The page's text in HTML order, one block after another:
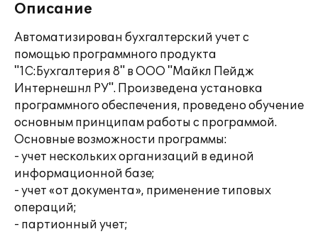
Описание
Автоматизирован бухгалтерский учет с
помощью программного продукта
"1С:Бухгалтерия 8" в ООО "Майкл Пейдж
Интернешнл РУ". Произведена установка
программного обеспечения, проведено обучение
основным принципам работы с программой.
Основные возможности программы:
- учет нескольких организаций в единой
информационной базе;
- учет «от документа», применение типовых
операций;
- партионный учет;